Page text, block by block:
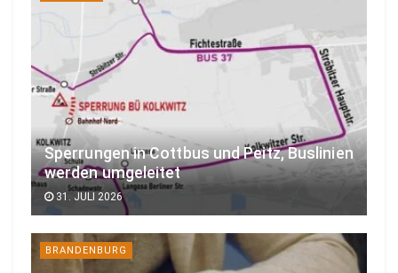
Sperrungen in Cottbus und Peitz, Buslinien
werden umgeleitet
31. JULI 2026
BRANDENBURG